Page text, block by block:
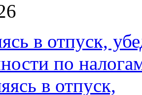
в отпуск,
по